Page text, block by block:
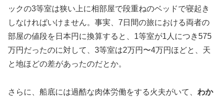
ックの3等室は狭い上に相部屋で段重ねのベッドで寝起き
しなければいけません。事実、7日間の旅における両者の
部屋の値段を日本円に換算すると、1等室が1人につき575
万円だったのに対して、3等室は2万円〜4万円ほどと、天
と地ほどの差があったのだとか。
さらに、船底には過酷な肉体労働をする火夫がいて、 わか